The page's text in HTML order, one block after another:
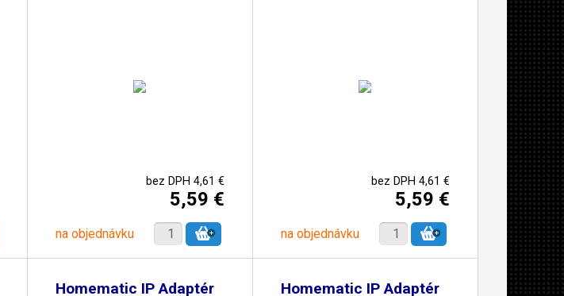
bez DPH 4,61 €
5,59 €
na objednávku
bez DPH 4,61 €
5,59 €
na objednávku
Homematic IP Adaptér
Homematic IP Adaptér